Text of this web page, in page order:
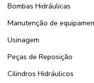
Bombas Hidráulicas
Manutenção de
Usinagem
Peças de Reposição
Cilindros Hidráulicos